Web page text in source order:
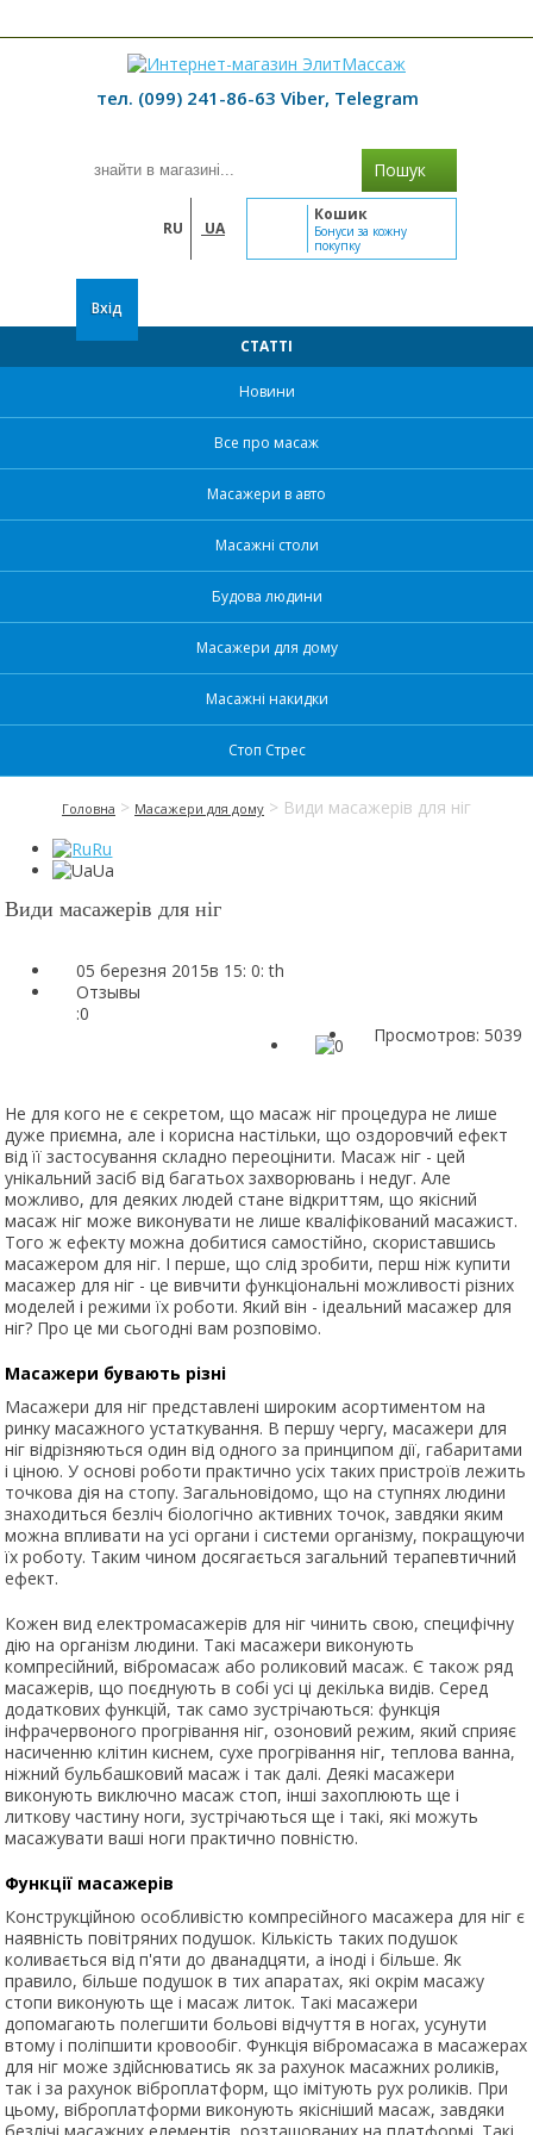
тел. (099) 241-86-63 Viber, Telegram
Пошук
RU UA
Кошик
Бонуси за кожну
покупку
Вхід
СТАТТІ
Новини
Все про масаж
Масажери в авто
Масажні столи
Будова людини
Масажери для дому
Масажні накидки
Стоп Стрес
Головна > Масажери для дому > Види масажерів для ніг
Ru
Ua
Види масажерів для ніг
05 березня 2015в 15: 0: th
Отзывы
:0
Просмотров: 5039
Не для кого не є секретом, що масаж ніг процедура не лише
дуже приємна, але і корисна настільки, що оздоровчий ефект
від її застосування складно переоцінити. Масаж ніг - цей
унікальний засіб від багатьох захворювань і недуг. Але
можливо, для деяких людей стане відкриттям, що якісний
масаж ніг може виконувати не лише кваліфікований масажист.
Того ж ефекту можна добитися самостійно, скориставшись
масажером для ніг. І перше, що слід зробити, перш ніж купити
масажер для ніг - це вивчити функціональні можливості різних
моделей і режими їх роботи. Який він - ідеальний масажер для
ніг? Про це ми сьогодні вам розповімо.
Масажери бувають різні
Масажери для ніг представлені широким асортиментом на
ринку масажного устаткування. В першу чергу, масажери для
ніг відрізняються один від одного за принципом дії, габаритами
і ціною. У основі роботи практично усіх таких пристроїв лежить
точкова дія на стопу. Загальновідомо, що на ступнях людини
знаходиться безліч біологічно активних точок, завдяки яким
можна впливати на усі органи і системи організму, покращуючи
їх роботу. Таким чином досягається загальний терапевтичний
ефект.
Кожен вид електромасажерів для ніг чинить свою, специфічну
дію на організм людини. Такі масажери виконують
компресійний, вібромасаж або роликовий масаж. Є також ряд
масажерів, що поєднують в собі усі ці декілька видів. Серед
додаткових функцій, так само зустрічаються: функція
інфрачервоного прогрівання ніг, озоновий режим, який сприяє
насиченню клітин киснем, сухе прогрівання ніг, теплова ванна,
ніжний бульбашковий масаж і так далі. Деякі масажери
виконують виключно масаж стоп, інші захоплюють ще і
литкову частину ноги, зустрічаються ще і такі, які можуть
масажувати ваші ноги практично повністю.
Функції масажерів
Конструкційною особливістю компресійного масажера для ніг є
наявність повітряних подушок. Кількість таких подушок
коливається від п'яти до дванадцяти, а іноді і більше. Як
правило, більше подушок в тих апаратах, які окрім масажу
стопи виконують ще і масаж литок. Такі масажери
допомагають полегшити больові відчуття в ногах, усунути
втому і поліпшити кровообіг. Функція вібромасажа в масажерах
для ніг може здійснюватись як за рахунок масажних роликів,
так і за рахунок віброплатформ, що імітують рух роликів. При
цьому, віброплатформи виконують якісніший масаж, завдяки